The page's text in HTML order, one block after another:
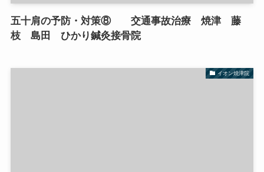
五十肩の予防・対策⑧ 交通事故治療 焼津 藤
枝 島田 ひかり鍼灸接骨院
イオン焼津院